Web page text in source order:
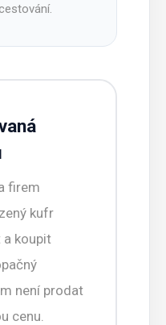
firem
kufr
a koupit
není prodat
cenu.